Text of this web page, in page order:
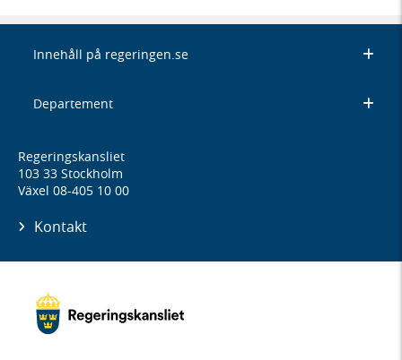
Innehåll på regeringen.se
Departement
Regeringskansliet
103 33 Stockholm
Växel 08-405 10 00
Kontakt